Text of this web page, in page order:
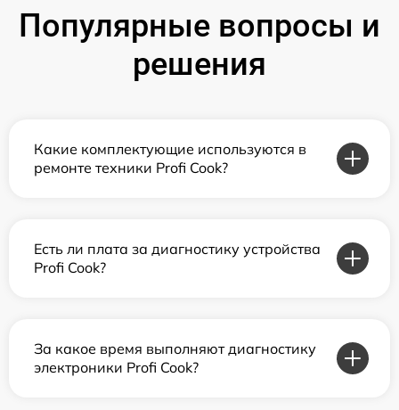
Популярные вопросы и
решения
Какие комплектующие используются в
ремонте техники Profi Cook?
Есть ли плата за диагностику устройства
Profi Cook?
За какое время выполняют диагностику
электроники Profi Cook?